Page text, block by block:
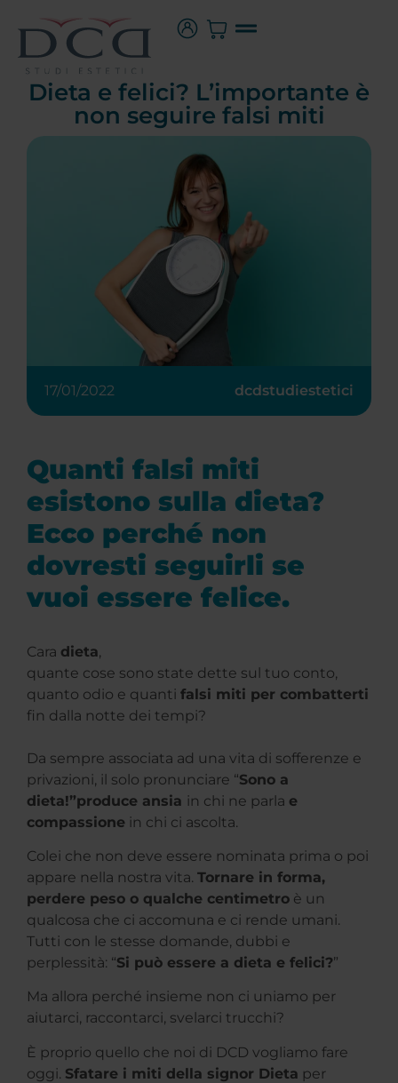
Dieta e felici? L’importante è
non seguire falsi miti
17/01/2022 dcdstudiestetici
Quanti falsi miti
esistono sulla dieta?
Ecco perché non
dovresti seguirli se
vuoi essere felice.
Cara dieta
quante cose sono state dette sul tuo conto,
quanto odio e quanti falsi miti per combatterti
fin dalla notte dei tempi?
Da sempre associata ad una vita di sofferenze e
privazioni, il solo pronunciare “Sono a
dieta!”produce ansia in chi ne parla e
compassione in chi ci ascolta.
Colei che non deve essere nominata prima o poi
appare nella nostra vita. Tornare in forma,
perdere peso o qualche centimetro è un
qualcosa che ci accomuna e ci rende umani.
Tutti con le stesse domande, dubbi e
perplessità: “Si può essere a dieta e felici?”
Ma allora perché insieme non ci uniamo per
aiutarci, raccontarci, svelarci trucchi?
È proprio quello che noi di DCD vogliamo fare
oggi. Sfatare i miti della signor Dieta per